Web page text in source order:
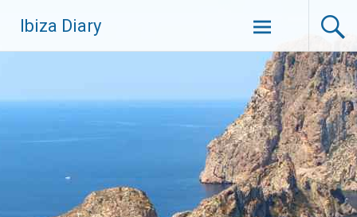
Inhalt
springen
Ibiza Diary